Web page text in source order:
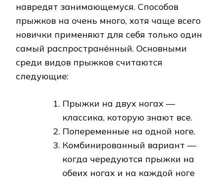
навредят занимающемуся. Способов
прыжков на очень много, хотя чаще всего
новички применяют для себя только один
самый распространённый. Основными
среди видов прыжков считаются
следующие:
Прыжки на двух ногах —
классика, которую знают все.
Попеременные на одной ноге.
Комбинированный вариант —
когда чередуются прыжки на
обеих ногах и на каждой ноге